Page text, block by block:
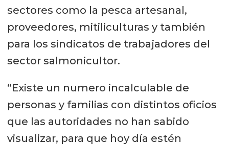
sectores como la pesca artesanal,
proveedores, mitiliculturas y también
para los sindicatos de trabajadores del
sector salmonicultor.
“Existe un numero incalculable de
personas y familias con distintos oficios
que las autoridades no han sabido
visualizar, para que hoy día estén